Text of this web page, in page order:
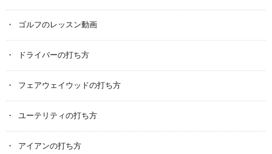
ゴルフのレッスン動画
ドライバーの打ち方
フェアウェイウッドの打ち方
ユーテリティの打ち方
アイアンの打ち方